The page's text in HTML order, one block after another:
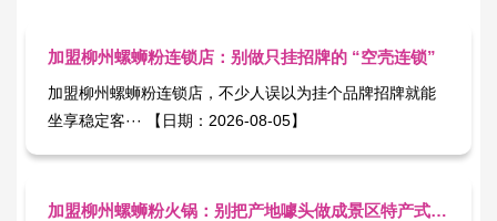
加盟柳州螺蛳粉连锁店：别做只挂招牌的 “空壳连锁”
加盟柳州螺蛳粉连锁店，不少人误以为挂个品牌招牌就能
坐享稳定客··· 【日期：2026-08-05】
加盟柳州螺蛳粉火锅：别把产地噱头做成景区特产式生意